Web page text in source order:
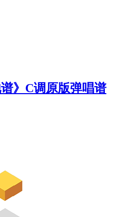
》C调原版弹唱谱